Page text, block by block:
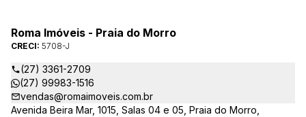
Roma Imóveis - Praia do Morro
CRECI: 5708-J
(27) 3361-2709
(27) 99983-1516
vendas@romaimoveis.com.br
Avenida Beira Mar, 1015, Salas 04 e 05, Praia do Morro,